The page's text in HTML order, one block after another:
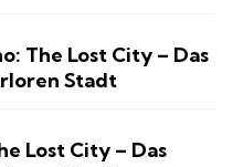
The Lost City – Das
Stadt
Lost City – Das